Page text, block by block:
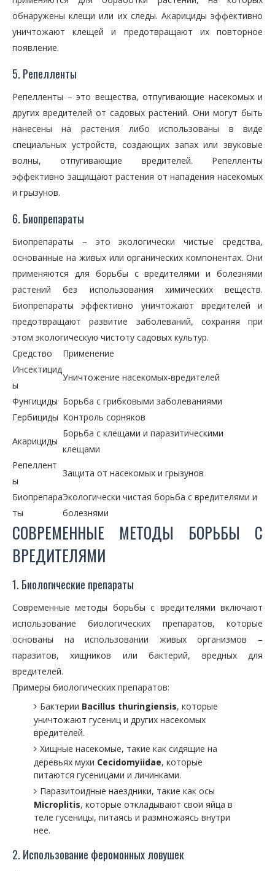
обнаружены клещи или их следы. Акарициды эффективно
уничтожают клещей и предотвращают их повторное
появление.
5. Репелленты
Репелленты – это вещества, отпугивающие насекомых и
других вредителей от садовых растений. Они могут быть
нанесены на растения либо использованы в виде
специальных устройств, создающих запах или звуковые
волны, отпугивающие вредителей. Репелленты
эффективно защищают растения от нападения насекомых
и грызунов.
6. Биопрепараты
Биопрепараты – это экологически чистые средства,
основанные на живых или органических компонентах. Они
применяются для борьбы с вредителями и болезнями
растений без использования химических веществ.
Биопрепараты эффективно уничтожают вредителей и
предотвращают развитие заболеваний, сохраняя при
этом экологическую чистоту садовых культур.
Средство
Применение
Инсектицид
ы
Уничтожение насекомых-вредителей
Фунгициды Борьба с грибковыми заболеваниями
Гербициды Контроль сорняков
Акарициды
Борьба с клещами и паразитическими
клещами
Репеллент
ы
Защита от насекомых и грызунов
Биопрепара
ты
Экологически чистая борьба с вредителями и
болезнями
СОВРЕМЕННЫЕ МЕТОДЫ БОРЬБЫ С
ВРЕДИТЕЛЯМИ
1. Биологические препараты
Современные методы борьбы с вредителями включают
использование биологических препаратов, которые
основаны на использовании живых организмов –
паразитов, хищников или бактерий, вредных для
вредителей.
Примеры биологических препаратов:
Бактерии Bacillus thuringiensis, которые
уничтожают гусениц и других насекомых
вредителей.
Хищные насекомые, такие как сидящие на
деревьях мухи Cecidomyiidae, которые
питаются гусеницами и личинками.
Паразитоидные наездники, такие как осы
Microplitis, которые откладывают свои яйца в
теле гусеницы, питаясь и размножаясь внутри
нее.
2. Использование феромонных ловушек